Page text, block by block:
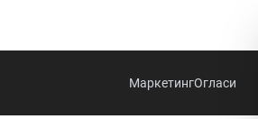
МаркетингОгласи